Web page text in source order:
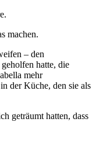
machen.
– den
hatte, die
mehr
der Küche, den sie als
geträumt hatten, dass